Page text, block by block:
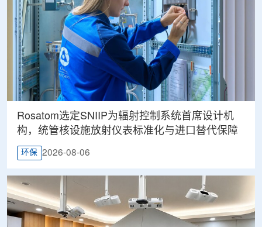
Rosatom选定SNIIP为辐射控制系统首席设计机
构，统管核设施放射仪表标准化与进口替代保障
环保 2026-08-06